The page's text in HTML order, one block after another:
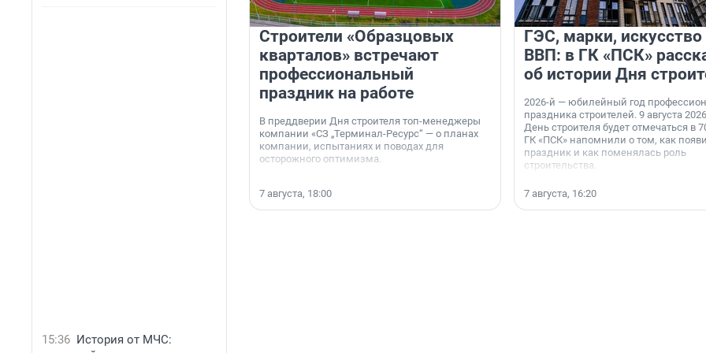
15:36 История от МЧС:
Строители «Образцовых
кварталов» встречают
профессиональный
праздник на работе
В преддверии Дня строителя топ-менеджеры
компании «СЗ „Терминал-Ресурс“ — о планах
компании, испытаниях и поводах для
осторожного оптимизма.
7 августа, 18:00
ГЭС, марки, искусство
ВВП: в ГК «ПСК»
об истории Дня
2026-й — юбилейный год
праздника строителей. 9 августа
День строителя будет отмечаться в
ГК «ПСК» напомнили о том, как
праздник и как поменялась роль
строительства.
7 августа, 16:20